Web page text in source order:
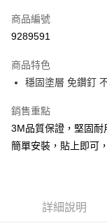
Apple Pay
悠遊付
AFTEE先享後付
相關說明
２．便利：只要手機號
運送方式
商品編號
9289591
商品特色
穩固塗層 免鑽釘
銷售重點
3M品質保證，堅固耐
簡單安裝，貼上即可
詳細說明